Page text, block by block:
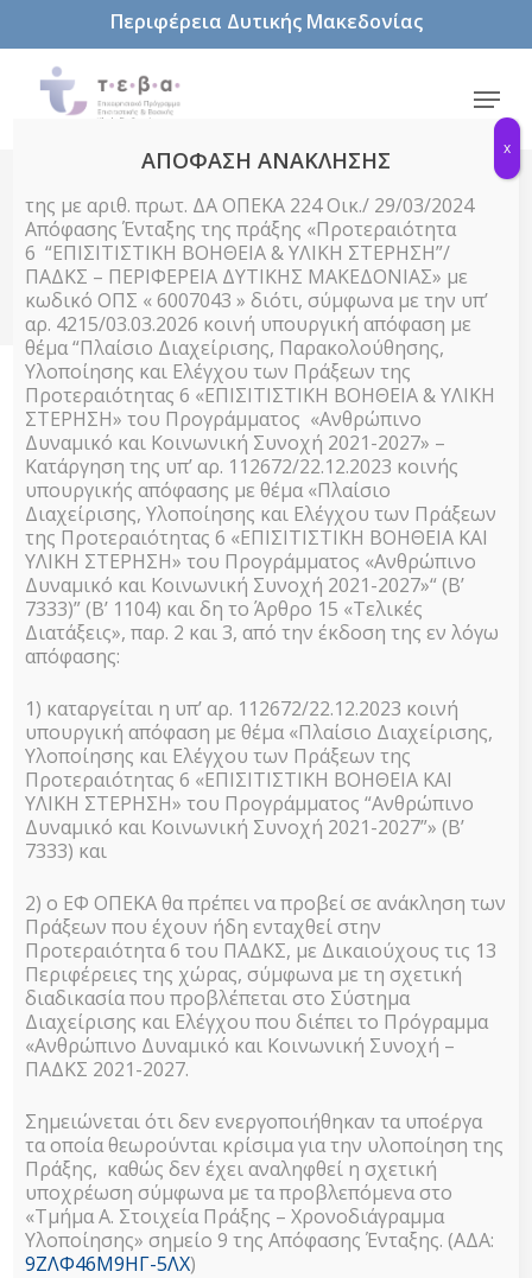
content
Περιφέρεια Δυτικής Μακεδονίας
Menu
Νέα -
Ανακοινώσεις
Διακήρυξη
Πρόχειρου
Διαγωνισμού
για
τον
συντονισμό
και
της
αποτελεσματικής
υλοποίησης
των
δράσεων
του
ΤΕΒΑ
(Αριθμός
Διακήρυξης
12/2016)
Δελτία Τύπου
Διακήρυξη Πρόχειρου Διαγωνισμού για τον
συντονισμό και προώθηση της
αποτελεσματικής υλοποίησης των δράσεων
του ΤΕΒΑ (Αριθμός Διακήρυξης 12/2016)
Διακήρυξη Πρόχειρου Διαγωνισμού για τον
συντονισμό και προώθηση της αποτελεσματικής
υλοποίησης των δράσεων του ΤΕΒΑ…
2 Ιουνίου 2016
ΑΠΟΦΑΣΗ ΑΝΑΚΛΗΣΗΣ
της με αριθ. πρωτ. ΔΑ ΟΠΕΚΑ 224 Οικ./ 29/03/2024
Απόφασης Ένταξης της πράξης «Προτεραιότητα
6 “ΕΠΙΣΙΤΙΣΤΙΚΗ ΒΟΗΘΕΙΑ & ΥΛΙΚΗ ΣΤΕΡΗΣΗ”/
ΠΑΔΚΣ – ΠΕΡΙΦΕΡΕΙΑ ΔΥΤΙΚΗΣ ΜΑΚΕΔΟΝΙΑΣ» με
κωδικό ΟΠΣ « 6007043 » διότι, σύμφωνα με την υπ’
αρ. 4215/03.03.2026 κοινή υπουργική απόφαση με
θέμα “Πλαίσιο Διαχείρισης, Παρακολούθησης,
Υλοποίησης και Ελέγχου των Πράξεων της
Προτεραιότητας 6 «ΕΠΙΣΙΤΙΣΤΙΚΗ ΒΟΗΘΕΙΑ & ΥΛΙΚΗ
ΣΤΕΡΗΣΗ» του Προγράμματος «Ανθρώπινο
Δυναμικό και Κοινωνική Συνοχή 2021-2027» –
Κατάργηση της υπ’ αρ. 112672/22.12.2023 κοινής
υπουργικής απόφασης με θέμα «Πλαίσιο
Διαχείρισης, Υλοποίησης και Ελέγχου των Πράξεων
της Προτεραιότητας 6 «ΕΠΙΣΙΤΙΣΤΙΚΗ ΒΟΗΘΕΙΑ ΚΑΙ
ΥΛΙΚΗ ΣΤΕΡΗΣΗ» του Προγράμματος «Ανθρώπινο
Δυναμικό και Κοινωνική Συνοχή 2021-2027»“ (Β’
7333)” (Β’ 1104) και δη το Άρθρο 15 «Τελικές
Διατάξεις», παρ. 2 και 3, από την έκδοση της εν λόγω
απόφασης:
1) καταργείται η υπ’ αρ. 112672/22.12.2023 κοινή
υπουργική απόφαση με θέμα «Πλαίσιο Διαχείρισης,
Υλοποίησης και Ελέγχου των Πράξεων της
Προτεραιότητας 6 «ΕΠΙΣΙΤΙΣΤΙΚΗ ΒΟΗΘΕΙΑ ΚΑΙ
ΥΛΙΚΗ ΣΤΕΡΗΣΗ» του Προγράμματος “Ανθρώπινο
Δυναμικό και Κοινωνική Συνοχή 2021-2027”» (Β’
7333) και
2) ο ΕΦ ΟΠΕΚΑ θα πρέπει να προβεί σε ανάκληση των
Πράξεων που έχουν ήδη ενταχθεί στην
Προτεραιότητα 6 του ΠΑΔΚΣ, με Δικαιούχους τις 13
Περιφέρειες της χώρας, σύμφωνα με τη σχετική
διαδικασία που προβλέπεται στο Σύστημα
Διαχείρισης και Ελέγχου που διέπει το Πρόγραμμα
«Ανθρώπινο Δυναμικό και Κοινωνική Συνοχή –
ΠΑΔΚΣ 2021-2027.
Σημειώνεται ότι δεν ενεργοποιήθηκαν τα υποέργα
τα οποία θεωρούνται κρίσιμα για την υλοποίηση της
Πράξης, καθώς δεν έχει αναληφθεί η σχετική
υποχρέωση σύμφωνα με τα προβλεπόμενα στο
«Τμήμα Α. Στοιχεία Πράξης – Χρονοδιάγραμμα
Υλοποίησης» σημείο 9 της Απόφασης Ένταξης. (ΑΔΑ:
9ΖΛΦ46Μ9ΗΓ-5ΛΧ)
x